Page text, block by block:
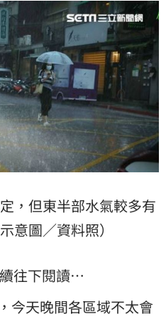
，但東半部水氣較多有
意圖／資料照）
往下閱讀…
今天晚間各區域不太會